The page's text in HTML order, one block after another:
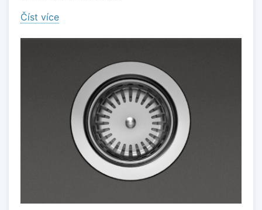
Číst více